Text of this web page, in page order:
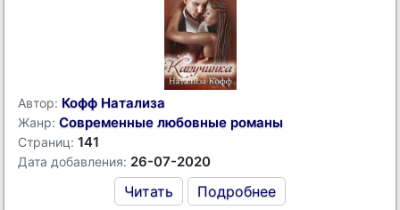
Автор: Кофф Натализа
Жанр: Современные любовные романы
Страниц: 141
Дата добавления: 26-07-2020
Читать Подробнее